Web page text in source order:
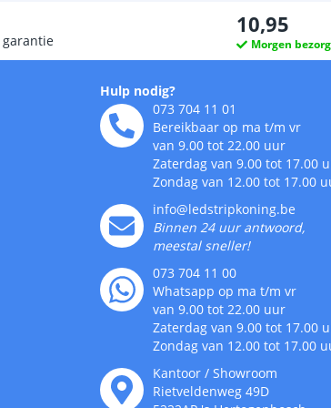
garantie
10,95
Morgen
Hulp nodig?
073 704 11 01
Bereikbaar op ma t/m vr
van 9.00 tot 22.00 uur
Zaterdag van 9.00 tot 17.00
Zondag van 12.00 tot 17.00
info@ledstripkoning.be
Binnen 24 uur antwoord,
meestal sneller!
073 704 11 00
Whatsapp op ma t/m vr
van 9.00 tot 22.00 uur
Zaterdag van 9.00 tot 17.00
Zondag van 12.00 tot 17.00
Kantoor / Showroom
Rietveldenweg 49D